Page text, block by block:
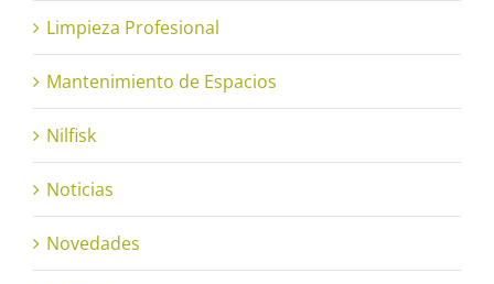
Limpieza Profesional
Mantenimiento de Espacios
Nilfisk
Noticias
Novedades